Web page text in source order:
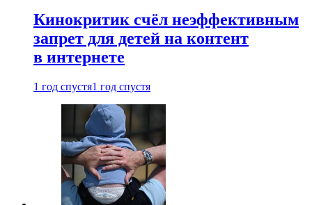
Кинокритик счёл неэффективным
запрет для детей на контент
в интернете
1 год спустя1 год спустя